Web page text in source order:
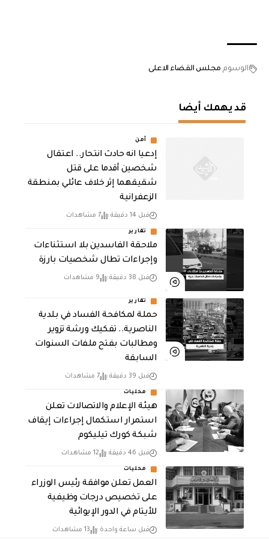
الوسوم مجلس القضاء الاعلى
قد يهمك أيضا
أمن
إدعيا انه حادث انتحار.. اعتقال
شخصين أقدما على قتل
شقيقهما إثر خلاف عائلي بمنطقة
الزعفرانية
قبل 14 دقيقة 7 مشاهدات
تقارير
ملاحقة الفاسدين بلا استثناءات
وإجراءات تطال شخصيات بارزة
قبل 38 دقيقة 9 مشاهدات
تقارير
حملة لمكافحة الفساد في بلدية
الناصرية.. تفكيك ورشة تزوير
ومطالبات بفتح ملفات السنوات
السابقة
قبل 39 دقيقة 7 مشاهدات
محليات
هيئة الإعلام والاتصالات تعلن
استمرار استكمال إجراءات إيقاف
شبكة كورك تيليكوم
قبل 46 دقيقة 12 مشاهدات
محليات
العمل تعلن موافقة رئيس الوزراء
على تخصيص درجات وظيفية
للأيتام في الدور الإيوائية
قبل ساعة واحدة 13 مشاهدات